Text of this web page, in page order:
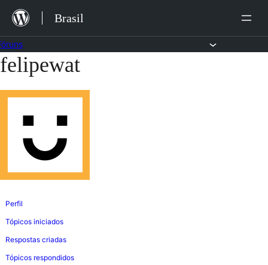
para
o
conteúdo
Brasil
Pular
conteúdo
felipewat
Perfil
Tópicos iniciados
Respostas criadas
Tópicos respondidos